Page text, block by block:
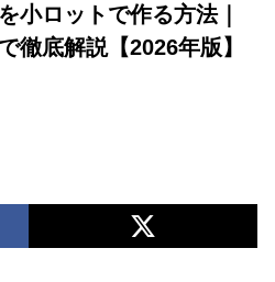
小ロットで作る方法｜
徹底解説【2026年版】